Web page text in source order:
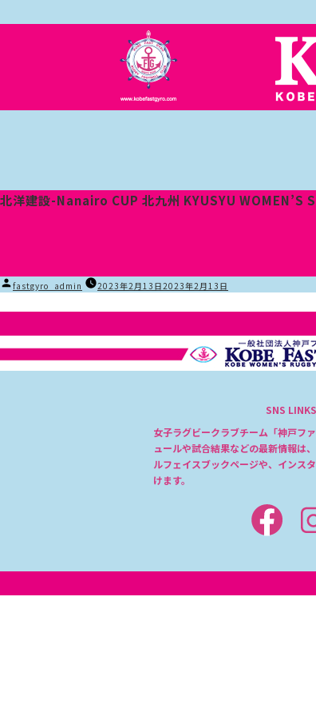
北洋建設-Nanairo CUP 北九州 KYUSYU
投
稿
者:
fastgyro_admin 2023年2月13日2023年2月13日
SNS LINKS
女子ラグビークラブチーム「神戸フ
ュールや試合結果などの最新情報は
ルフェイスブックページや、インス
けます。